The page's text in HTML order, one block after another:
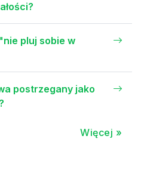
pluj sobie w
postrzegany jako
Więcej »